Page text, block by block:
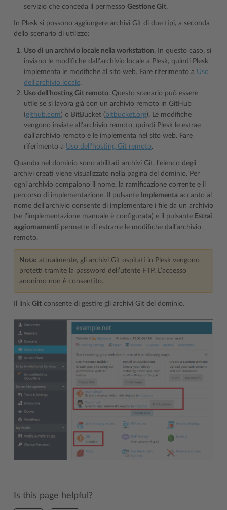
servizio che conceda il permesso Gestione Git.
In Plesk si possono aggiungere archivi Git di due tipi, a seconda
dello scenario di utilizzo:
Uso di un archivio locale nella workstation. In questo caso, si
inviano le modifiche dall’archivio locale a Plesk, quindi Plesk
implementa le modifiche al sito web. Fare riferimento a Uso
dell’archivio locale.
Uso dell’hosting Git remoto. Questo scenario può essere
utile se si lavora già con un archivio remoto in GitHub
(github.com) o BitBucket ( bitbucket.org). Le modifiche
vengono inviate all’archivio remoto, quindi Plesk le estrae
dall’archivio remoto e le implementa nel sito web. Fare
riferimento a Uso dell’hosting Git remoto.
Quando nel dominio sono abilitati archivi Git, l’elenco degli
archivi creati viene visualizzato nella pagina del dominio. Per
ogni archivio compaiono il nome, la ramificazione corrente e il
percorso di implementazione. Il pulsante
Implementa accanto al
nome dell’archivio consente di implementare i file da un archivio
(se l’implementazione manuale è configurata) e il pulsante Estrai
aggiornamenti permette di estrarre le modifiche dall’archivio
remoto.
Nota: attualmente, gli archivi Git ospitati in Plesk vengono
protetti tramite la password dell’utente FTP. L’accesso
anonimo non è consentito.
Il link Git consente di gestire gli archivi Git del dominio.
Is this page helpful?